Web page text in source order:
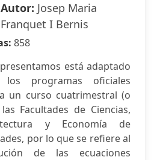
Autor: Josep Maria
Franquet I Bernis
858
está adaptado
los programas oficiales
un curso cuatrimestral (o
Facultades de Ciencias,
y Economía de
por lo que se refiere al
de las ecuaciones